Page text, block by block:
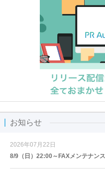
お知らせ
2026年07月22日
8/9（日）22:00～FAXメンテナン